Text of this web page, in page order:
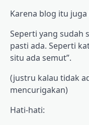
Karena blog itu
Seperti yang sudah
pasti ada. Seperti
situ ada semut”.
(justru kalau tidak
mencurigakan)
Hati-hati: